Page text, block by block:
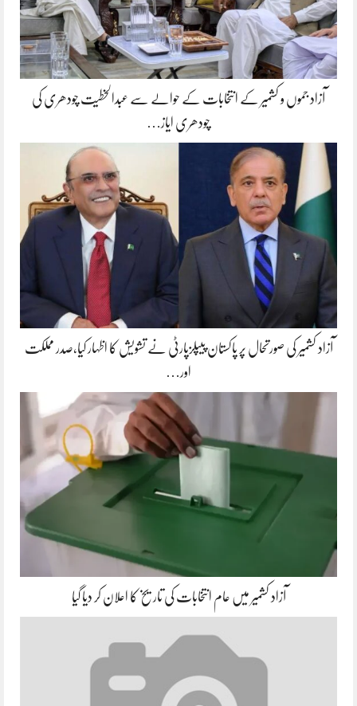
آزاد جموں و کشمیر کے انتخابات کے حوالے سے عبدالخطیت چودھری کی
چودھری ایاز…
آزاد کشمیر کی صورتحال پر پاکستان پیپلزپارٹی نے تشویش کا اظہار کیا،صدر مملکت
اور…
آزاد کشمیر میں عام انتخابات کی تاریخ کا اعلان کر دیا گیا